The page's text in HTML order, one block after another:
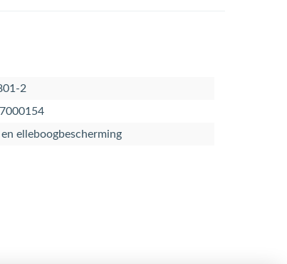
2
elleboogbescherming